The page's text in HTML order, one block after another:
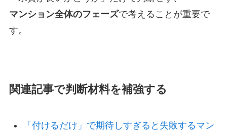
マンション全体のフェーズで考えることが重要で
す。
関連記事で判断材料を補強する
「付けるだけ」で期待しすぎると失敗するマン